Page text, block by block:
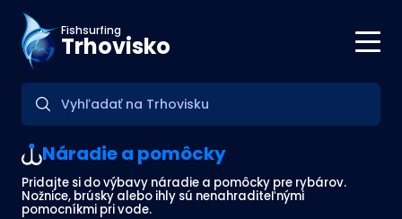
Fishsurfing
Trhovisko
Náradie a pomôcky
Pridajte si do výbavy náradie a pomôcky pre rybárov.
Nožnice, brúsky alebo ihly sú nenahraditeľnými
pomocníkmi pri vode.